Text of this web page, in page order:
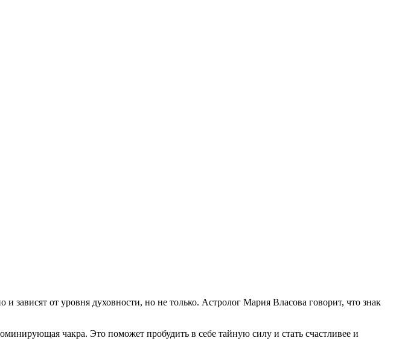
зависят от уровня духовности, но не только. Астролог Мария Власова говорит, что знак
чакра. Это поможет пробудить в себе тайную силу и стать счастливее и